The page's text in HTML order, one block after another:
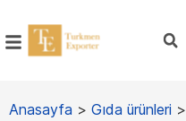
Anasayfa > Gıda ürünleri >